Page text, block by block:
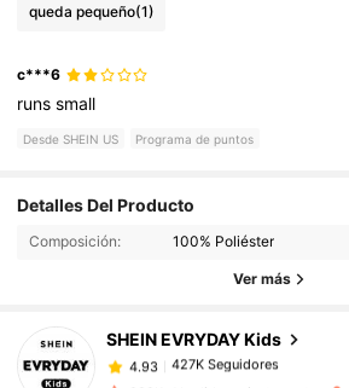
queda pequeño(1)
c***6
runssmall
Desde SHEIN US Programa de puntos
Detalles Del Producto
Composición: 100% Poliéster
Ver más
SHEIN EVRYDAY Kids
4.93 427K Seguidores
427K Seguidores
4.93
427K Seguidores